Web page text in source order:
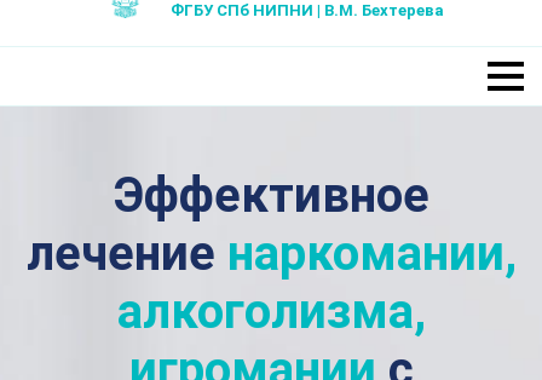
ФГБУ СПб НИПНИ | В.М. Бехтерева
Эффективное
лечение наркомании,
алкоголизма,